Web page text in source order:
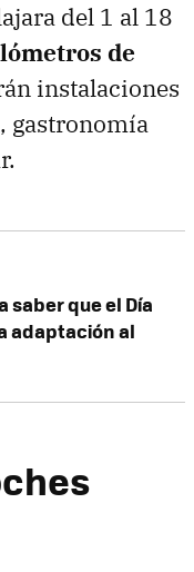
del 1 al 18
de
instalaciones
gastronomía
saber que el Día
adaptación al